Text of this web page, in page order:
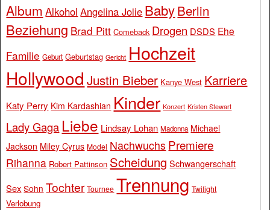
Album Alkohol Angelina Jolie BabyBerlin
Beziehung Brad Pitt Comeback Drogen DSDS Ehe
Familie Geburt Geburtstag Gericht Hochzeit
Hollywood Justin Bieber Kanye West Karriere
Katy Perry Kim Kardashian Kinder Konzert Kristen Stewart
Lady Gaga Liebe Lindsay Lohan Madonna Michael
Jackson Miley Cyrus Model Nachwuchs Premiere
Rihanna Robert Pattinson Scheidung Schwangerschaft
Sex Sohn Tochter Tournee Trennung Twilight
Verlobung